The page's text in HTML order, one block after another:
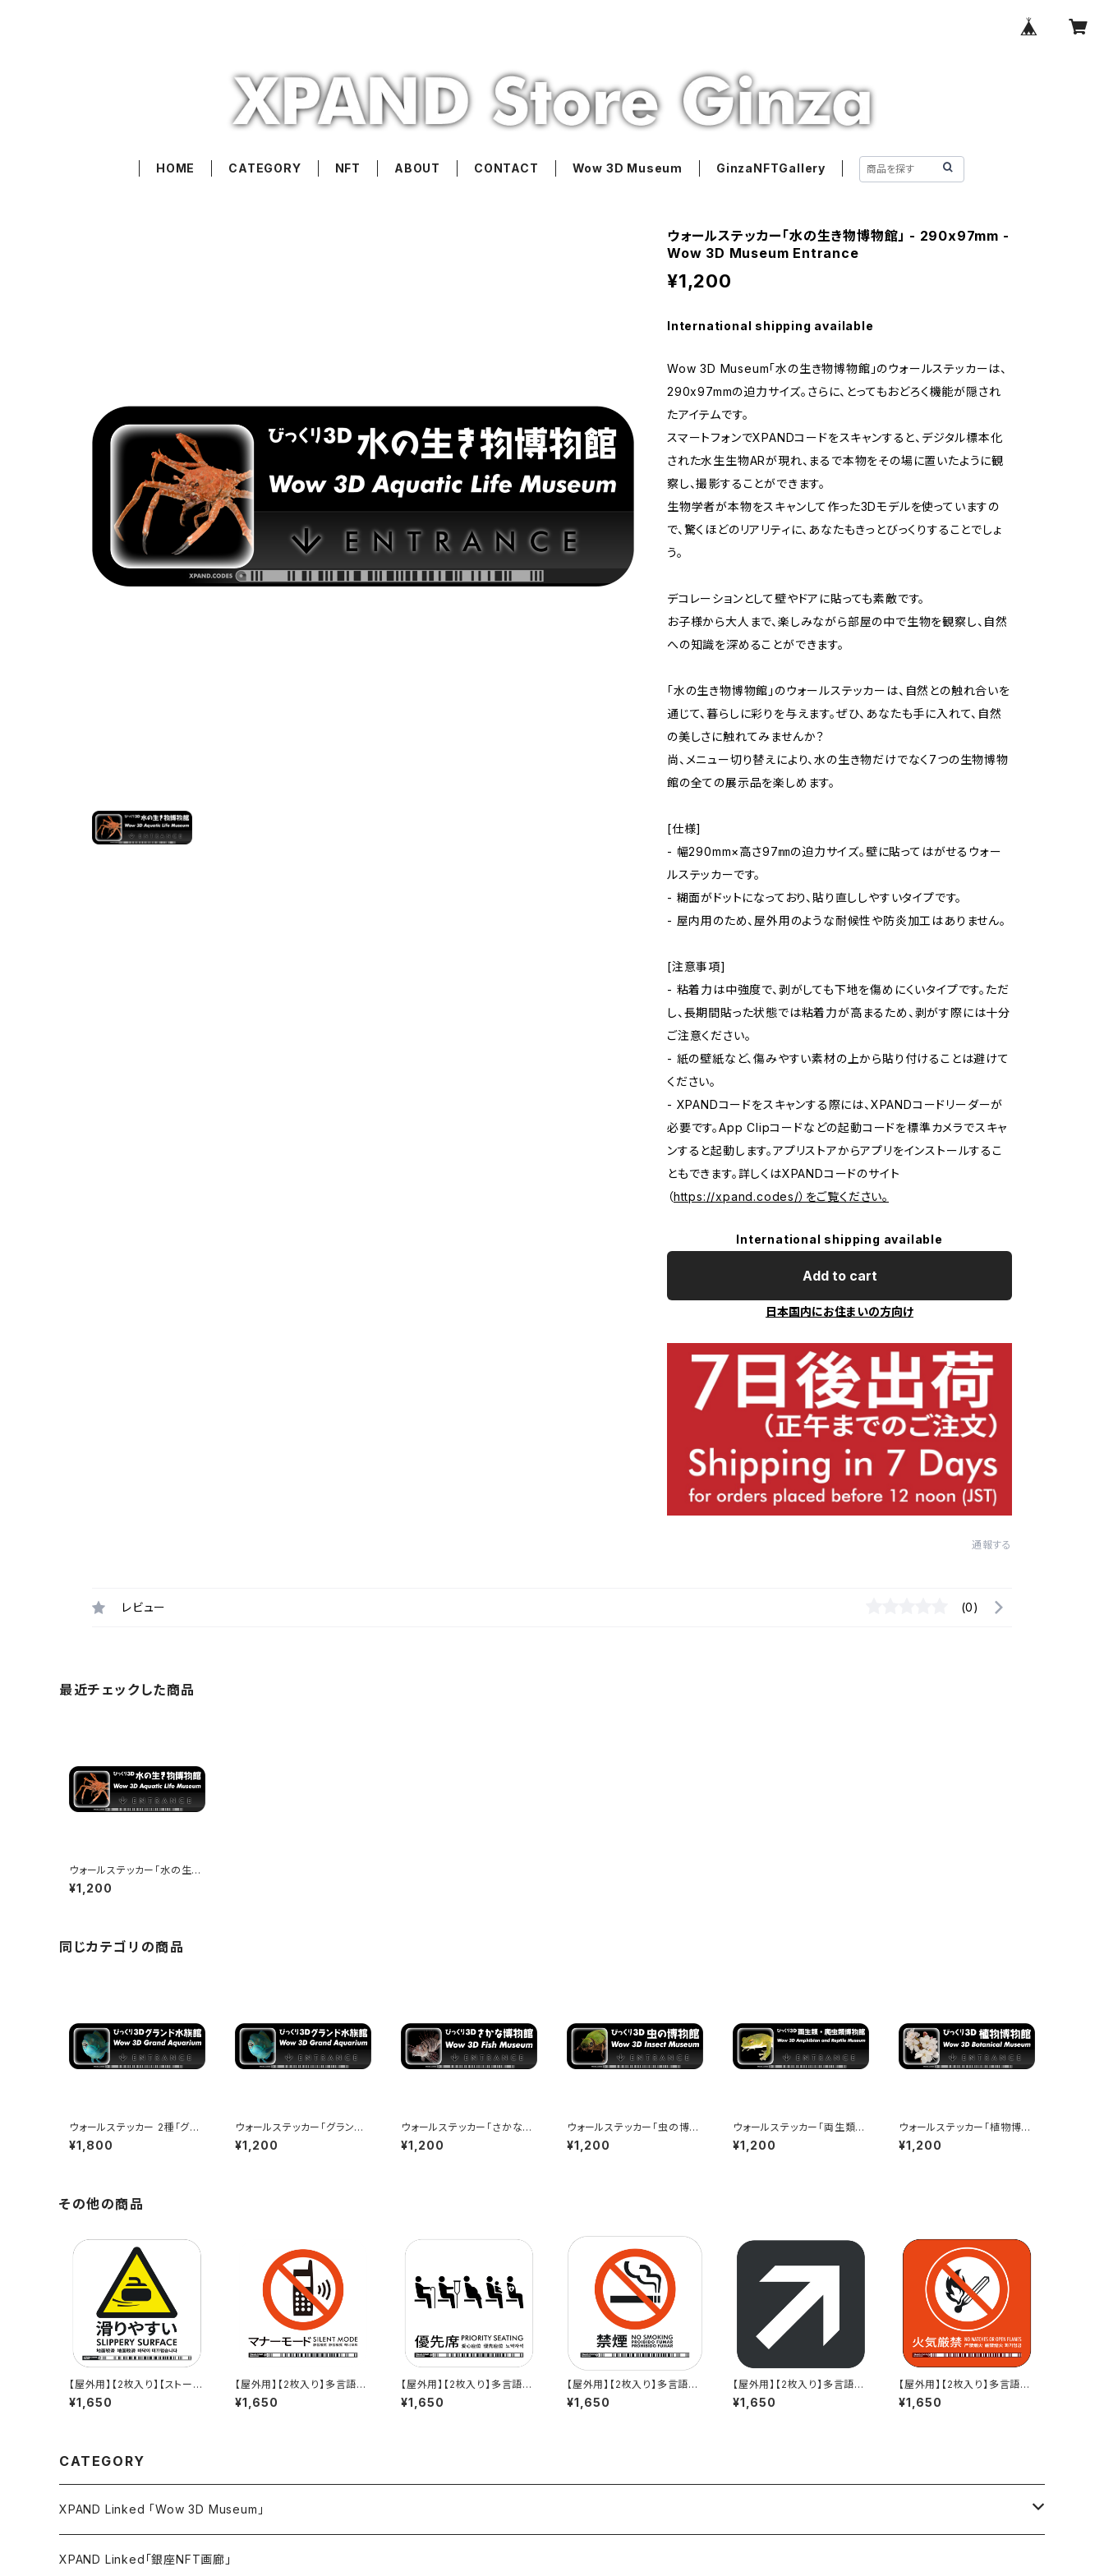
HOME CATEGORY NFT ABOUT CONTACT Wow 3D Museum GinzaNFTGallery
ウォールステッカー「水の生き物博物館」 - 290x97mm -
Wow 3D Museum Entrance
¥1,200
International shipping available
Wow 3D Museum「水の生き物博物館」のウォールステッカーは、
290x97mmの迫力サイズ。さらに、とってもおどろく機能が隠され
たアイテムです。
スマートフォンでXPANDコードをスキャンすると、デジタル標本化
された水生生物ARが現れ、まるで本物をその場に置いたように観
察し、撮影することができます。
生物学者が本物をスキャンして作った3Dモデルを使っていますの
で、驚くほどのリアリティに、あなたもきっとびっくりすることでしょ
う。
デコレーションとして壁やドアに貼っても素敵です。
お子様から大人まで、楽しみながら部屋の中で生物を観察し、自然
への知識を深めることができます。
「水の生き物博物館」のウォールステッカーは、自然との触れ合いを
通じて、暮らしに彩りを与えます。ぜひ、あなたも手に入れて、自然
の美しさに触れてみませんか？
尚、メニュー切り替えにより、水の生き物だけでなく7つの生物博物
館の全ての展示品を楽しめます。
[仕様]
- 幅290mm×高さ97㎜の迫力サイズ。壁に貼ってはがせるウォー
ルステッカーです。
- 糊面がドットになっており、貼り直ししやすいタイプです。
- 屋内用のため、屋外用のような耐候性や防炎加工はありません。
[注意事項]
- 粘着力は中強度で、剥がしても下地を傷めにくいタイプです。ただ
し、長期間貼った状態では粘着力が高まるため、剥がす際には十分
ご注意ください。
- 紙の壁紙など、傷みやすい素材の上から貼り付けることは避けて
ください。
- XPANDコードをスキャンする際には、XPANDコードリーダーが
必要です。App Clipコードなどの起動コードを標準カメラでスキャ
ンすると起動します。アプリストアからアプリをインストールするこ
ともできます。詳しくはXPANDコードのサイト
（https://xpand.codes/）をご覧ください。
International shipping available
Add to cart
日本国内にお住まいの方向け
通報する
レビュー (0)
最近チェックした商品
ウォールステッカー「水の生き
物博物館」 - 290x97mm -
Wow 3D Museum Entranc
¥1,200
同じカテゴリの商品
ウォールステッカー 2種「グラ
ンド水族館」「虫の博物館」 -
290x97mm - Wow 3D Mu
¥1,800
ウォールステッカー「グランド
水族館」 - 290x97mm - W
ow 3D Museum Entrance
¥1,200
ウォールステッカー「さかな博
物館」 - 290x97mm - Wow
3D Museum Entrance
¥1,200
ウォールステッカー「虫の博物
館」 - 290x97mm - Wow 3
D Museum Entrance
¥1,200
ウォールステッカー「両生類・
爬虫類博物館」 - 290x97m
m - Wow 3D Museum Ent
¥1,200
ウォールステッカー「植物博物
館」 - 290x97mm - Wow 3
D Museum Entrance
¥1,200
その他の商品
【屋外用】【2枚入り】【ストーン
版】多言語標識「滑りやすい」-
150x150mm/5言語/新JIS
¥1,650
【屋外用】【2枚入り】多言語標
識「マナーモード（白）」- 150x
150mm/5言語/新JIS対応/屋
¥1,650
【屋外用】【2枚入り】多言語標
識「優先席（白）」- 150x150
mm/5言語/新JIS対応/屋外
¥1,650
【屋外用】【2枚入り】多言語標
識「禁煙（スペイン語/ポルトガ
ル語対応 白）」- 150x150m
¥1,650
【屋外用】【2枚入り】多言語標
識用「斜め矢印（グレー地・白
矢印)」- 150x150mm/JIS対
¥1,650
【屋外用】【2枚入り】多言語標
識「火気厳禁（赤）」- 150x15
0mm/5言語/新JIS対応/スマ
¥1,650
CATEGORY
XPAND Linked 「Wow 3D Museum」
ウォールステッカー
XPAND Linked「銀座NFT画廊」